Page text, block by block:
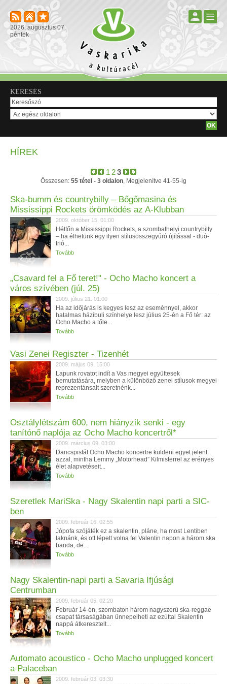
2026. augusztus 07.
péntek
KERESÉS
HÍREK
1 23
Összesen: 55 tétel - 3 oldalon, Megjelenítve 41-55-ig
Ska-bumm és countrybilly – Bőgőmasina és
Mississippi Rockets örömködés az A-Klubban
2009. október 15. 01:00
Hétfőn a Mississippi Rockets, a szombathelyi countrybilly
– ha élhetünk egy ilyen stílusösszegyúró újítással - duó-
trió...
Tovább
„Csavard fel a Fő teret!" - Ocho Macho koncert a
város szívében (júl. 25)
2009. július 21. 01:00
Ha az időjárás is kegyes lesz az eseménnyel, akkor
hatalmas házibuli színhelye lesz július 25-én a Fő tér: az
Ocho Macho a tőle...
Tovább
Vasi Zenei Regiszter - Tizenhét
2009. május 09. 15:00
Lapunk rovatot indít a Vas megyei együttesek
bemutatására, melyben a különböző zenei stílusok megyei
reprezentánsait szeretnénk...
Tovább
Osztálylétszám 600, nem hiányzik senki - egy
tanítónő naplója az Ocho Macho koncertről*
2009. március 09. 03:00
Dancspistát Ocho Macho koncertre küldeni egyet jelent
azzal, mintha Lemmy „Motörhead” Kilmisterrel az erényes
élet alapvetéseit...
Tovább
Szeretlek MariSka - Nagy Skalentin napi parti a SIC-
ben
2009. február 16. 02:55
Jópofa szójáték ez a skalentin, pláne, ha most Lentiben
laknánk, és ott lépett volna fel Valentin napon a három ska
banda, de...
Tovább
Nagy Skalentin-napi parti a Savaria Ifjúsági
Centrumban
2009. február 05. 02:20
Február 14-én, szombaton három nagyszerű ska-reggae
csapat társaságában ünnepelheti az ezúttal Skalentin
nappá átkeresztelt...
Tovább
Automato acoustico - Ocho Macho unplugged koncert
a Palaceban
2009. február 03. 03:30